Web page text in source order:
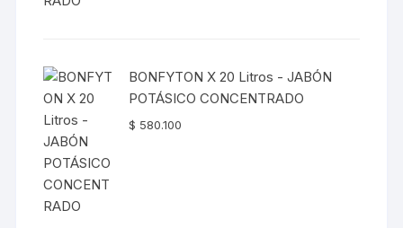
BONFYTON X 20 Litros - JABÓN
POTÁSICO CONCENTRADO
$ 580.100